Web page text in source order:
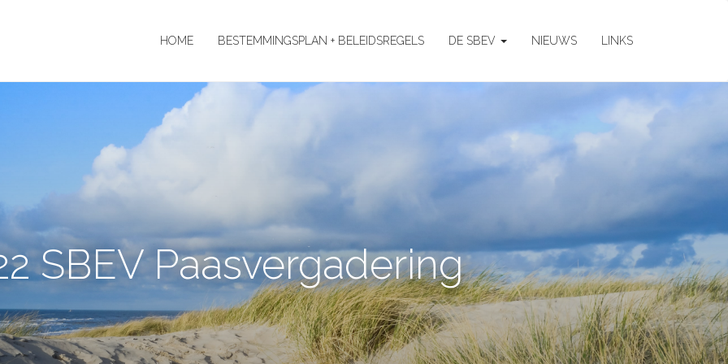
HOME BESTEMMINGSPLAN + BELEIDSREGELS DE SBEV NIEUWS LINKS
SBEV Paasvergadering